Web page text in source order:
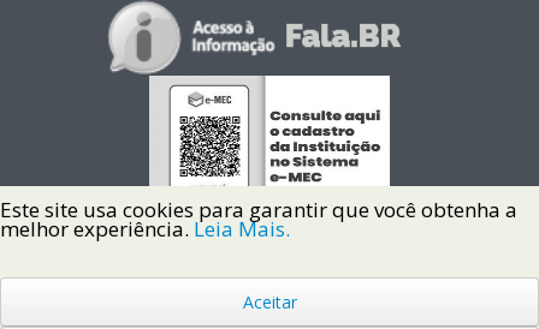
Copyright © 2022 Instituto Federal de Santa Catarina IFSC
Este site usa cookies para garantir que você obtenha a
melhor experiência. Leia Mais.
Aceitar